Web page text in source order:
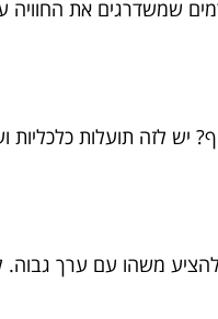
שמשדרגים את החוויה
יש לזה תועלות כלכליות
משהו עם ערך